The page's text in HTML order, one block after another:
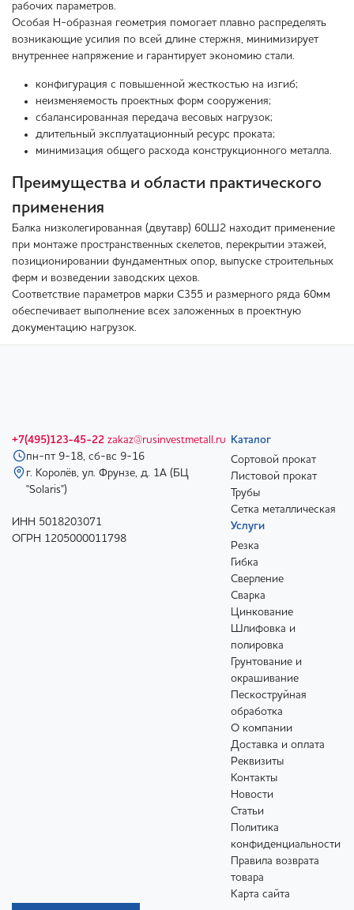
рабочих параметров.
Особая Н-образная геометрия помогает плавно распределять
возникающие усилия по всей длине стержня, минимизирует
внутреннее напряжение и гарантирует экономию стали.
конфигурация с повышенной жесткостью на изгиб;
неизменяемость проектных форм сооружения;
сбалансированная передача весовых нагрузок;
длительный эксплуатационный ресурс проката;
минимизация общего расхода конструкционного металла.
Преимущества и области практического
применения
Балка низколегированная (двутавр) 60Ш2 находит применение
при монтаже пространственных скелетов, перекрытии этажей,
позиционировании фундаментных опор, выпуске строительных
ферм и возведении заводских цехов.
Соответствие параметров марки С355 и размерного ряда 60мм
обеспечивает выполнение всех заложенных в проектную
документацию нагрузок.
+7(495)123-45-22 zakaz@rusinvestmetall.ru
пн-пт 9-18, сб-вс 9-16
г. Королёв, ул. Фрунзе, д. 1А (БЦ
"Solaris")
ИНН 5018203071
ОГРН 1205000011798
Каталог
Сортовой прокат
Листовой прокат
Трубы
Сетка металлическая
Услуги
Резка
Гибка
Сверление
Сварка
Цинкование
Шлифовка и
полировка
Грунтование и
окрашивание
Пескоструйная
обработка
О компании
Доставка и оплата
Реквизиты
Контакты
Новости
Статьи
Политика
конфиденциальности
Правила возврата
товара
Карта сайта